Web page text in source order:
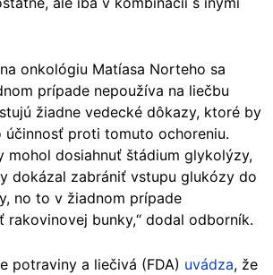
onkológiu Matíasa Norteho sa
prípade nepoužíva na liečbu
žiadne vedecké dôkazy, ktoré by
proti tomuto ochoreniu.
mohol dosiahnuť štádium glykolýzy,
dokázal zabrániť vstupu glukózy do
no to v žiadnom prípade
rakovinovej bunky,“ dodal odborník.
potraviny a liečivá (FDA) uvádza, že